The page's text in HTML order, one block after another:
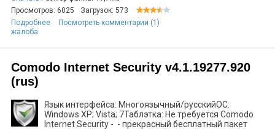
Просмотров: 6025
Загрузок: 573
Подробнее
Посмотреть комментарии (1)
жалоба
Comodo Internet Security v4.1.19277.920
(rus)
Язык интерфейса: Многоязычный/русскийОС:
Windows XP; Vista; 7Таблэтка: Не требуется Comodo
Internet Security - - прекрасный бесплатный пакет